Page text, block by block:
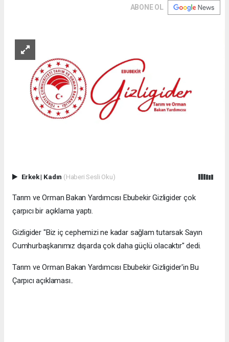
ABONE OL
Erkek| Kadın (Haberi Sesli Oku)
Tarım ve Orman Bakan Yardımcısı Ebubekir Gizligider çok
çarpıcı bir açıklama yaptı.
Gizligider "Biz iç cephemizi ne kadar sağlam tutarsak Sayın
Cumhurbaşkanımız dışarda çok daha güçlü olacaktır" dedi.
Tarım ve Orman Bakan Yardımcısı Ebubekir Gizligider'in Bu
Çarpıcı açıklaması..